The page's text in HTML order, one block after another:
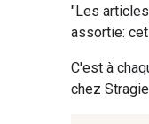
55 -
42 -
"Les
assortie:
C'est à
chez